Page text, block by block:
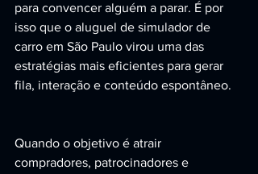
para convencer alguém a parar. É por
isso que o aluguel de simulador de
carro em São Paulo virou uma das
estratégias mais eficientes para gerar
fila, interação e conteúdo espontâneo.
Quando o objetivo é atrair
compradores, patrocinadores e